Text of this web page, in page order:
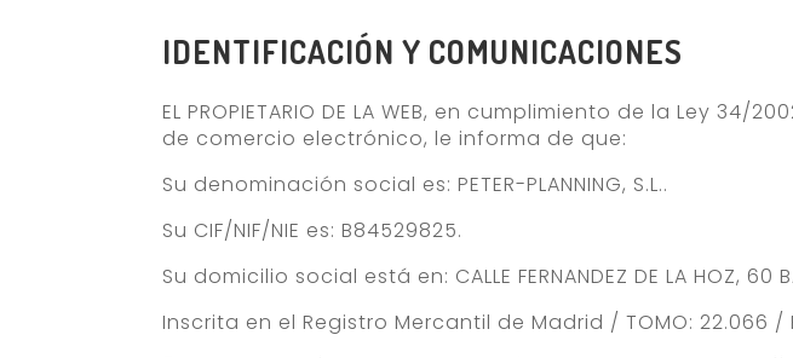
IDENTIFICACIÓN Y COMUNICACIONES
EL PROPIETARIO DE LA WEB, en cumplimiento de la Ley
de comercio electrónico, le informa de que:
Su denominación social es: PETER-PLANNING, S.L..
Su CIF/NIF/NIE es: B84529825.
Su domicilio social está en: CALLE FERNANDEZ DE LA HOZ, 60
Inscrita en el Registro Mercantil de Madrid / TOMO: 22.066 /